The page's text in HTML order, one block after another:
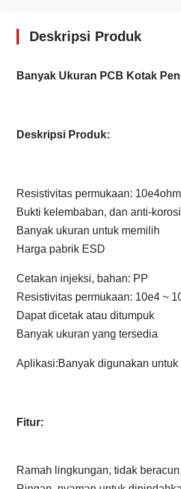
Deskripsi Produk
Banyak Ukuran PCB Kotak
Deskripsi Produk:
Resistivitas permukaan:
Bukti kelembaban, dan anti-
Banyak ukuran untuk memilih
Harga pabrik ESD
Cetakan injeksi, bahan: PP
Resistivitas permukaan: 10e4 ~
Dapat dicetak atau ditumpuk
Banyak ukuran yang tersedia
Aplikasi:Banyak digunakan
Fitur:
Ramah lingkungan, tidak